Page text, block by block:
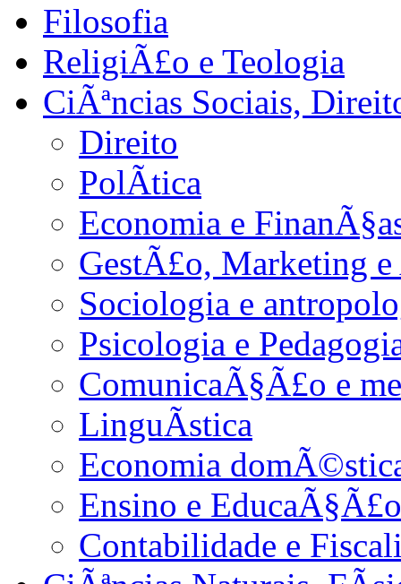
Filosofia
ReligiÃ£o e Teologia
CiÃªncias Sociais,
Direito
PolÃ­tica
Economia e
GestÃ£o, Marketing
Sociologia e
Psicologia e
ComunicaÃ§Ã£o e
LinguÃ­stica
Economia
Ensino e EducaÃ§Ã£o
Contabilidade e